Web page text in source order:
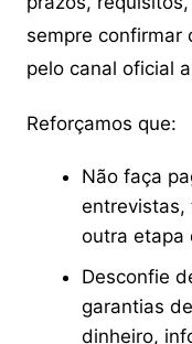
sempre confirmar
pelo canal oficial
Reforçamos que:
Não faça
entrevistas,
outra etapa
Desconfie
garantias
dinheiro,